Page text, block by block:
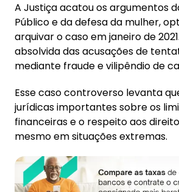
A Justiça acatou os argumentos
Público e da defesa da mulher,
arquivar o caso em janeiro de
absolvida das acusações de
mediante fraude e vilipêndio de
Esse caso controverso levanta
jurídicas importantes sobre os
financeiras e o respeito aos
mesmo em situações extremas.